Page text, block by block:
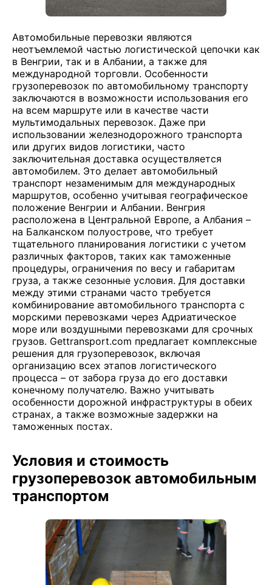
Автомобильные перевозки являются
неотъемлемой частью логистической цепочки как
в Венгрии, так и в Албании, а также для
международной торговли. Особенности
грузоперевозок по автомобильному транспорту
заключаются в возможности использования его
на всем маршруте или в качестве части
мультимодальных перевозок. Даже при
использовании железнодорожного транспорта
или других видов логистики, часто
заключительная доставка осуществляется
автомобилем. Это делает автомобильный
транспорт незаменимым для международных
маршрутов, особенно учитывая географическое
положение Венгрии и Албании. Венгрия
расположена в Центральной Европе, а Албания –
на Балканском полуострове, что требует
тщательного планирования логистики с учетом
различных факторов, таких как таможенные
процедуры, ограничения по весу и габаритам
груза, а также сезонные условия. Для доставки
между этими странами часто требуется
комбинирование автомобильного транспорта с
морскими перевозками через Адриатическое
море или воздушными перевозками для срочных
грузов. Gettransport.com предлагает комплексные
решения для грузоперевозок, включая
организацию всех этапов логистического
процесса – от забора груза до его доставки
конечному получателю. Важно учитывать
особенности дорожной инфраструктуры в обеих
странах, а также возможные задержки на
таможенных постах.
Условия и стоимость
грузоперевозок автомобильным
транспортом